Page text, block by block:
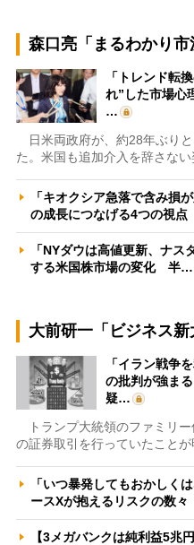
森口亮「まるわかり市
「トレンド転
れ”した市場心
…
日米両政府が、約28年ぶり
た。米国も追加介入を辞さな
「キオクシア急落で含み損
の成長につなげる4つの視
「NYダウは高値更新、ナ
する米国株市場の変化 半…
大前研一「ビジネス
「イラン戦争
の批判が強ま
疑…
トランプ大統領のファミリ
の証券取引を行っていたこと
「いつ暴発してもおかしく
ースXが抱えるリスクの数
【3メガバンクは純利益5兆